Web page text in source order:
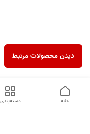
دیدن محصولات مرتبط
دسته‌بندی خانه